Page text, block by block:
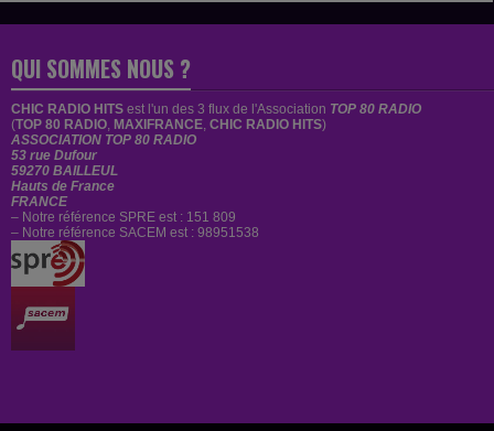
QUI SOMMES NOUS ?
CHIC RADIO HITS est l'un des 3 flux de l'Association TOP 80 RADIO
(TOP 80 RADIO, MAXIFRANCE, CHIC RADIO HITS)
ASSOCIATION TOP 80 RADIO
53 rue Dufour
59270 BAILLEUL
Hauts de France
FRANCE
– Notre référence SPRE est : 151 809
– Notre référence SACEM est : 98951538